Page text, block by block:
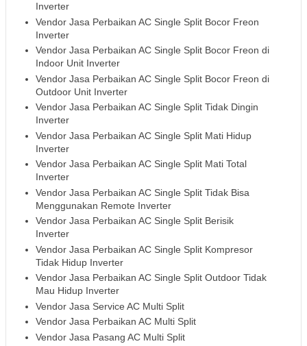
Inverter
Vendor Jasa Perbaikan AC Single Split Bocor Freon
Inverter
Vendor Jasa Perbaikan AC Single Split Bocor Freon di
Indoor Unit Inverter
Vendor Jasa Perbaikan AC Single Split Bocor Freon di
Outdoor Unit Inverter
Vendor Jasa Perbaikan AC Single Split Tidak Dingin
Inverter
Vendor Jasa Perbaikan AC Single Split Mati Hidup
Inverter
Vendor Jasa Perbaikan AC Single Split Mati Total
Inverter
Vendor Jasa Perbaikan AC Single Split Tidak Bisa
Menggunakan Remote Inverter
Vendor Jasa Perbaikan AC Single Split Berisik
Inverter
Vendor Jasa Perbaikan AC Single Split Kompresor
Tidak Hidup Inverter
Vendor Jasa Perbaikan AC Single Split Outdoor Tidak
Mau Hidup Inverter
Vendor Jasa Service AC Multi Split
Vendor Jasa Perbaikan AC Multi Split
Vendor Jasa Pasang AC Multi Split